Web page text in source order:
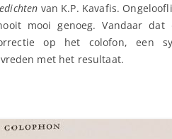
van K.P. Kavafis.
mooi genoeg. Vandaar dat
op het colofon, een
met het resultaat.